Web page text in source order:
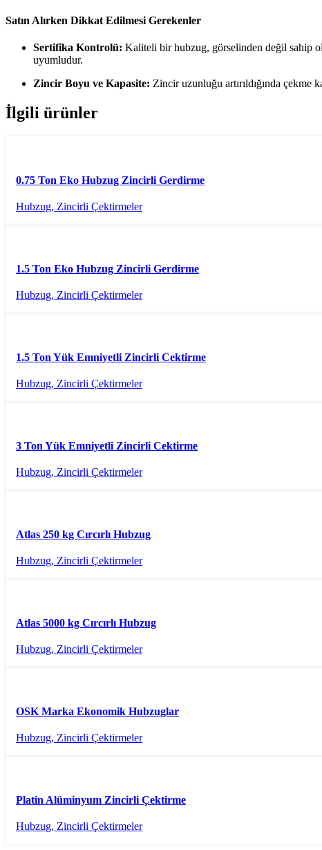
Satın Alırken Dikkat Edilmesi Gerekenler
Sertifika Kontrolü: Kaliteli bir hubzug, görselinden değil sahip
uyumludur.
Zincir Boyu ve Kapasite: Zincir uzunluğu artırıldığında çekme
İlgili ürünler
0.75 Ton Eko Hubzug Zincirli Gerdirme
Hubzug, Zincirli Çektirmeler
1.5 Ton Eko Hubzug Zincirli Gerdirme
Hubzug, Zincirli Çektirmeler
1.5 Ton Yük Emniyetli Zincirli Cektirme
Hubzug, Zincirli Çektirmeler
3 Ton Yük Emniyetli Zincirli Cektirme
Hubzug, Zincirli Çektirmeler
Atlas 250 kg Cırcırlı Hubzug
Hubzug, Zincirli Çektirmeler
Atlas 5000 kg Cırcırlı Hubzug
Hubzug, Zincirli Çektirmeler
OSK Marka Ekonomik Hubzuglar
Hubzug, Zincirli Çektirmeler
Platin Alüminyum Zincirli Çektirme
Hubzug, Zincirli Çektirmeler